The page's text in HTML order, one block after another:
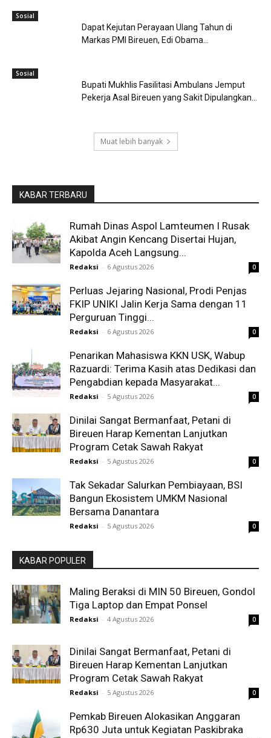
Sosial
Dapat Kejutan Perayaan Ulang Tahun di
Markas PMI Bireuen, Edi Obama...
Sosial
Bupati Mukhlis Fasilitasi Ambulans Jemput
Pekerja Asal Bireuen yang Sakit Dipulangkan...
Muat lebih banyak
KABAR TERBARU
Rumah Dinas Aspol Lamteumen I Rusak
Akibat Angin Kencang Disertai Hujan,
Kapolda Aceh Langsung...
Redaksi - 6 Agustus 2026 0
Perluas Jejaring Nasional, Prodi Penjas
FKIP UNIKI Jalin Kerja Sama dengan 11
Perguruan Tinggi...
Redaksi - 6 Agustus 2026 0
Penarikan Mahasiswa KKN USK, Wabup
Razuardi: Terima Kasih atas Dedikasi dan
Pengabdian kepada Masyarakat...
Redaksi - 5 Agustus 2026 0
Dinilai Sangat Bermanfaat, Petani di
Bireuen Harap Kementan Lanjutkan
Program Cetak Sawah Rakyat
Redaksi - 5 Agustus 2026 0
Tak Sekadar Salurkan Pembiayaan, BSI
Bangun Ekosistem UMKM Nasional
Bersama Danantara
Redaksi - 5 Agustus 2026 0
KABAR POPULER
Maling Beraksi di MIN 50 Bireuen, Gondol
Tiga Laptop dan Empat Ponsel
Redaksi - 4 Agustus 2026 0
Dinilai Sangat Bermanfaat, Petani di
Bireuen Harap Kementan Lanjutkan
Program Cetak Sawah Rakyat
Redaksi - 5 Agustus 2026 0
Pemkab Bireuen Alokasikan Anggaran
Rp630 Juta untuk Kegiatan Paskibraka